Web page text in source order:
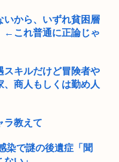
しくめっちゃ欲しい
のポイント詐欺で無銭飲
い事が判明するwww 田
いから、いずれ貧困層
←これ普通に正論じゃ
スキルだけど冒険者や
、商人もしくは勤め人
ラ教えて
染で謎の後遺症「聞